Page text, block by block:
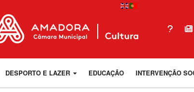
DESPORTO E LAZER EDUCAÇÃO INTERVENÇÃO